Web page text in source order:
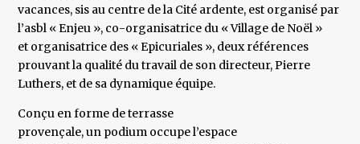
vacances, sis au centre de la Cité ardente, est organisé par
l’asbl « Enjeu », co-organisatrice du « Village de Noël »
et organisatrice des « Epicuriales », deux références
prouvant la qualité du travail de son directeur, Pierre
Luthers, et de sa dynamique équipe.
Conçu en forme de terrasse
provençale, un podium occupe l’espace